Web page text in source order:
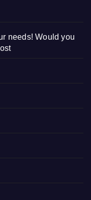
needs! Would you